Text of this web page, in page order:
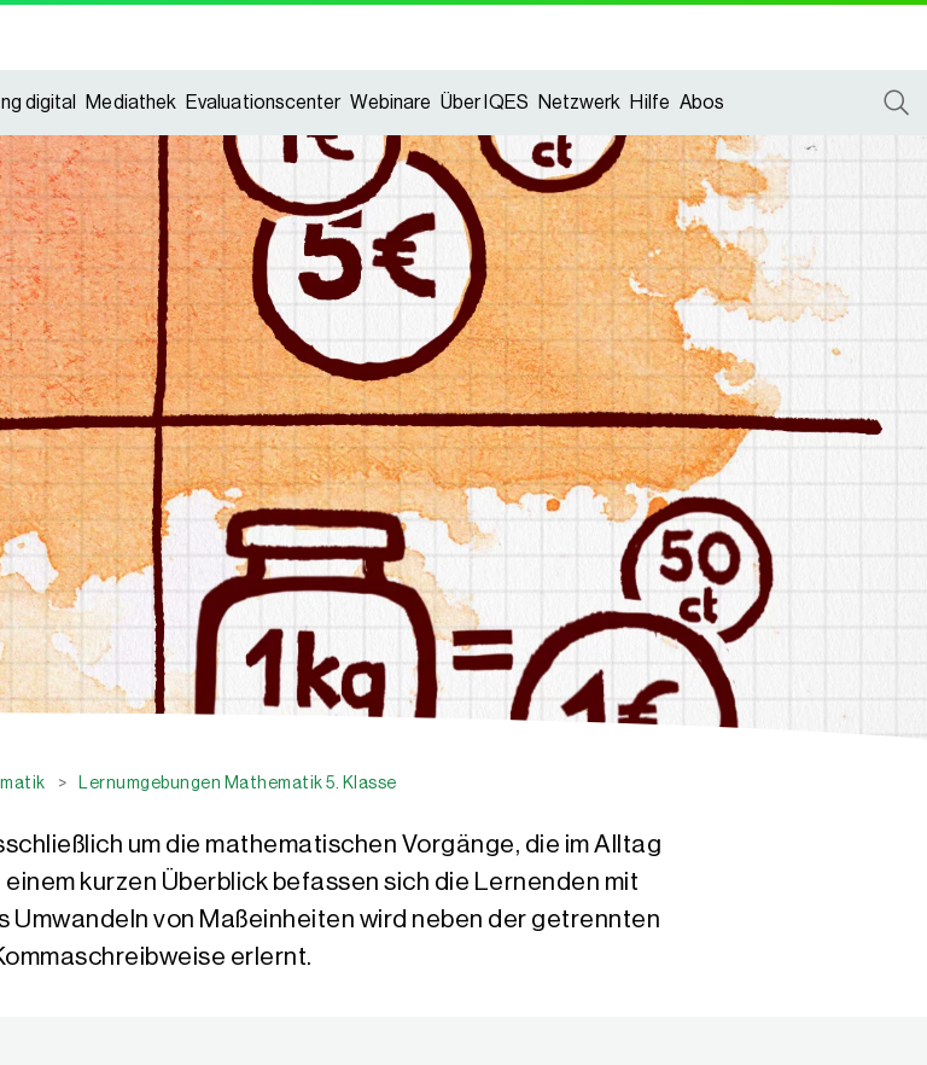
digital Mediathek Evaluationscenter Webinare Über IQES Netzwerk Hilfe Abos
> Lernumgebungen Mathematik 5. Klasse
um die mathematischen Vorgänge, die im Alltag
kurzen Überblick befassen sich die Lernenden mit
Umwandeln von Maßeinheiten wird neben der getrennten
erlernt.